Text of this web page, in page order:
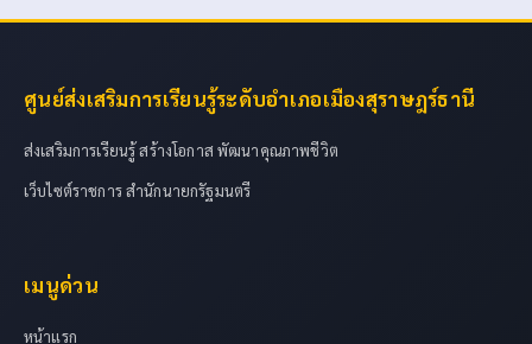
ศูนย์ส่งเสริมการเรียนรู้ระดับอำเภอเมืองสุราษฎร์ธานี
ส่งเสริมการเรียนรู้ สร้างโอกาส พัฒนาคุณภาพชีวิต
เว็บไซต์ราชการ สำนักนายกรัฐมนตรี
เมนูด่วน
หน้าแรก